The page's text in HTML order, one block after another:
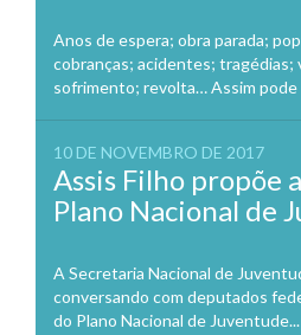
Anos de espera; obra parada;
cobranças; acidentes; tragédias;
sofrimento; revolta… Assim pode
10 DE NOVEMBRO DE 2017
Assis Filho propõe
Plano Nacional de
A Secretaria Nacional de
conversando com deputados
do Plano Nacional de Juventude...